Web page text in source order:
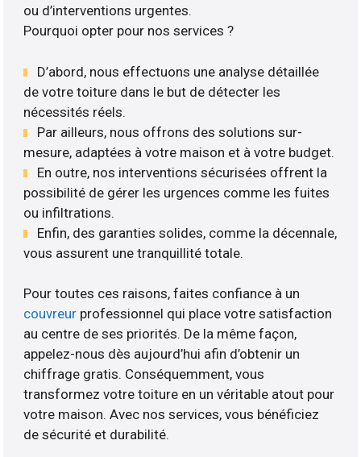
ou d’interventions urgentes.
Pourquoi opter pour nos services ?
D’abord, nous effectuons une analyse détaillée
de votre toiture dans le but de détecter les
nécessités réels.
Par ailleurs, nous offrons des solutions sur-
mesure, adaptées à votre maison et à votre budget.
En outre, nos interventions sécurisées offrent la
possibilité de gérer les urgences comme les fuites
ou infiltrations.
Enfin, des garanties solides, comme la décennale,
vous assurent une tranquillité totale.
Pour toutes ces raisons, faites confiance à un
couvreur professionnel qui place votre satisfaction
au centre de ses priorités. De la même façon,
appelez-nous dès aujourd’hui afin d’obtenir un
chiffrage gratis. Conséquemment, vous
transformez votre toiture en un véritable atout pour
votre maison. Avec nos services, vous bénéficiez
de sécurité et durabilité.